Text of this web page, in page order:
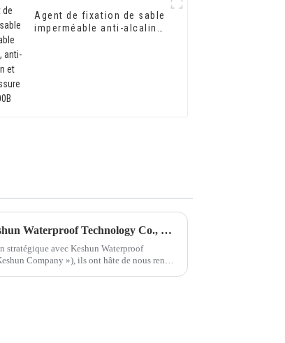
Agent de fixation de sable
imperméable anti-alcalin,
Hongxing Hongda coopère avec Keshun Waterproof Technology Co., Ltd pour apporter un nouvel avenir à l'industrie
stratégique avec Keshun Waterproof
Company »), ils ont hâte de nous rendre